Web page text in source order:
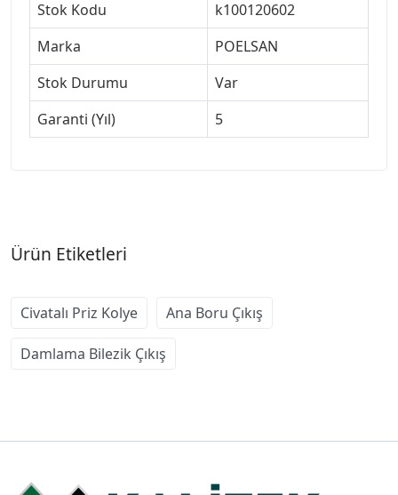
Stok Kodu
k100120602
Marka
POELSAN
Stok Durumu
Var
Garanti (Yıl)
5
Ürün Etiketleri
Civatalı Priz Kolye Ana Boru Çıkış
Damlama Bilezik Çıkış